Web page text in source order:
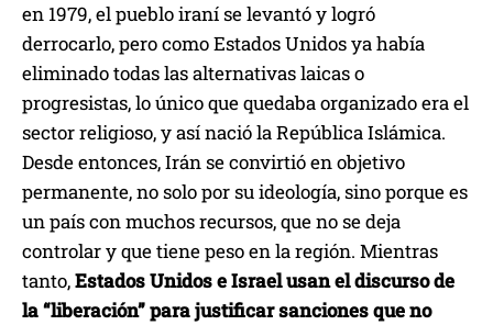
en 1979, el pueblo iraní se levantó y logró
derrocarlo, pero como Estados Unidos ya había
eliminado todas las alternativas laicas o
progresistas, lo único que quedaba organizado era el
sector religioso, y así nació la República Islámica.
Desde entonces, Irán se convirtió en objetivo
permanente, no solo por su ideología, sino porque es
un país con muchos recursos, que no se deja
controlar y que tiene peso en la región. Mientras
tanto,Estados Unidos e Israel usan el discurso de
la “liberación” para justificar sanciones que no